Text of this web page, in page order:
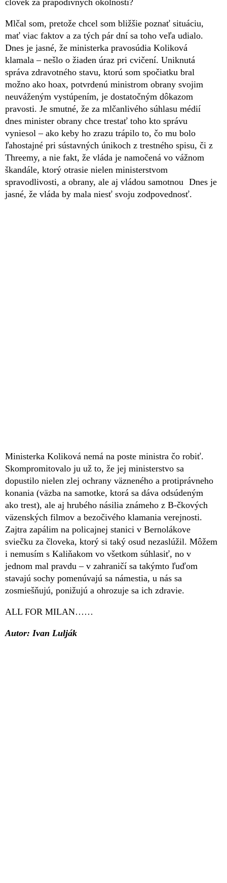
Mlčal som, pretože chcel som bližšie poznať situáciu,
mať viac faktov a za tých pár dní sa toho veľa udialo.
Dnes je jasné, že ministerka pravosúdia Koliková
klamala – nešlo o žiaden úraz pri cvičení. Uniknutá
správa zdravotného stavu, ktorú som spočiatku bral
možno ako hoax, potvrdenú ministrom obrany svojim
neuváženým vystúpením, je dostatočným dôkazom
pravosti. Je smutné, že za mlčanlivého súhlasu médií
dnes minister obrany chce trestať toho kto správu
vyniesol – ako keby ho zrazu trápilo to, čo mu bolo
ľahostajné pri sústavných únikoch z trestného spisu, či z
Threemy, a nie fakt, že vláda je namočená vo vážnom
škandále, ktorý otrasie nielen ministerstvom
spravodlivosti, a obrany, ale aj vládou samotnou Dnes je
jasné, že vláda by mala niesť svoju zodpovednosť.
Ministerka Koliková nemá na poste ministra čo robiť.
Skompromitovalo ju už to, že jej ministerstvo sa
dopustilo nielen zlej ochrany väzneného a protiprávneho
konania (väzba na samotke, ktorá sa dáva odsúdeným
ako trest), ale aj hrubého násilia známeho z B-čkových
väzenských filmov a bezočivého klamania verejnosti.
Zajtra zapálim na policajnej stanici v Bernolákove
sviečku za človeka, ktorý si taký osud nezaslúžil. Môžem
i nemusím s Kaliňakom vo všetkom súhlasiť, no v
jednom mal pravdu – v zahraničí sa takýmto ľuďom
stavajú sochy pomenúvajú sa námestia, u nás sa
zosmiešňujú, ponižujú a ohrozuje sa ich zdravie.
ALL FOR MILAN……
Autor: Ivan Lulják